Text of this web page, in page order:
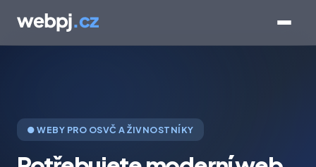
● WEBY PRO OSVČ A ŽIVNOSTNÍKY